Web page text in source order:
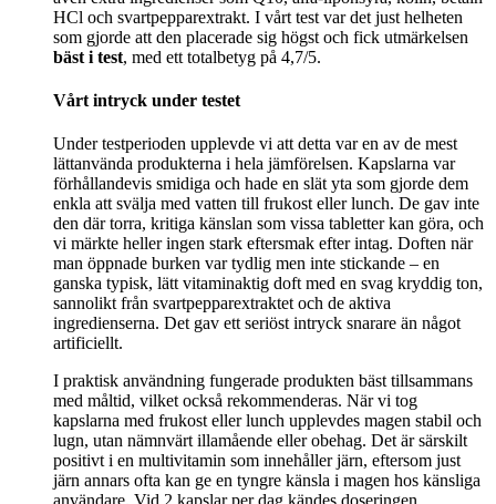
HCl och svartpepparextrakt. I vårt test var det just helheten
som gjorde att den placerade sig högst och fick utmärkelsen
bäst i test, med ett totalbetyg på 4,7/5.
Vårt intryck under testet
Under testperioden upplevde vi att detta var en av de mest
lättanvända produkterna i hela jämförelsen. Kapslarna var
förhållandevis smidiga och hade en slät yta som gjorde dem
enkla att svälja med vatten till frukost eller lunch. De gav inte
den där torra, kritiga känslan som vissa tabletter kan göra, och
vi märkte heller ingen stark eftersmak efter intag. Doften när
man öppnade burken var tydlig men inte stickande – en
ganska typisk, lätt vitaminaktig doft med en svag kryddig ton,
sannolikt från svartpepparextraktet och de aktiva
ingredienserna. Det gav ett seriöst intryck snarare än något
artificiellt.
I praktisk användning fungerade produkten bäst tillsammans
med måltid, vilket också rekommenderas. När vi tog
kapslarna med frukost eller lunch upplevdes magen stabil och
lugn, utan nämnvärt illamående eller obehag. Det är särskilt
positivt i en multivitamin som innehåller järn, eftersom just
järn annars ofta kan ge en tyngre känsla i magen hos känsliga
användare. Vid 2 kapslar per dag kändes doseringen